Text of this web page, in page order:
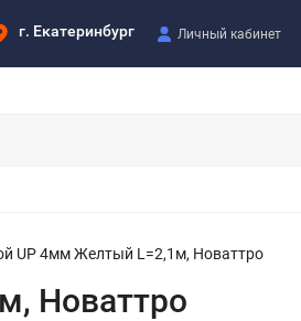
г. Екатеринбург Личный кабинет
UP 4мм Желтый L=2,1м, Новаттро
Новаттро